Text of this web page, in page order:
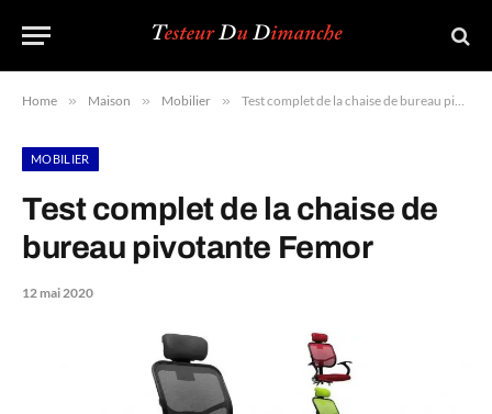
Home » Maison » Mobilier » Test complet de la chaise de bureau pivotante Femor
MOBILIER
Test complet de la chaise de
bureau pivotante Femor
12 mai 2020